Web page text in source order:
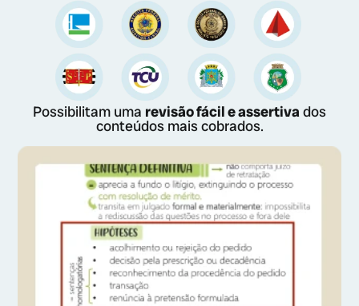
Possibilitam uma revisão fácil e assertivados
conteúdos mais cobrados.